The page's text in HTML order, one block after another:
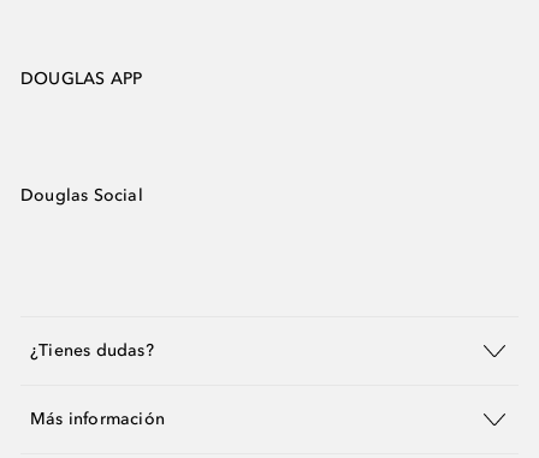
DOUGLAS APP
Douglas Social
¿Tienes dudas?
Más información